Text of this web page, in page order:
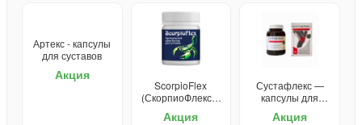
Артекс - капсулы
для суставов
Акция
ScorpioFlex
(СкорпиоФлекс) -
суставов
Акция
Сустафлекс —
капсулы для
Акция